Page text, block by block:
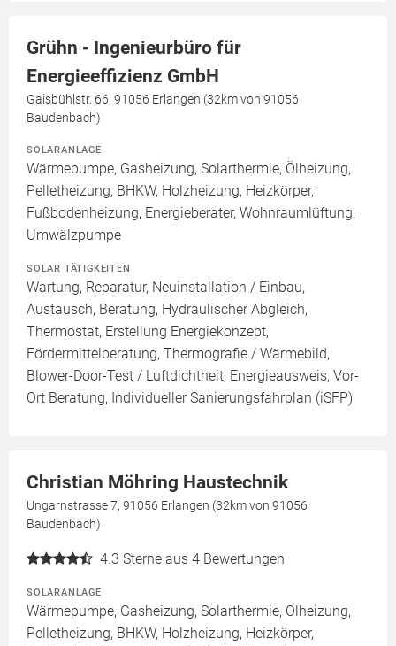
Grühn - Ingenieurbüro für
Energieeffizienz GmbH
Gaisbühlstr. 66, 91056 Erlangen (32km von 91056
Baudenbach)
SOLARANLAGE
Wärmepumpe, Gasheizung, Solarthermie, Ölheizung,
Pelletheizung, BHKW, Holzheizung, Heizkörper,
Fußbodenheizung, Energieberater, Wohnraumlüftung,
Umwälzpumpe
SOLAR TÄTIGKEITEN
Wartung, Reparatur, Neuinstallation / Einbau,
Austausch, Beratung, Hydraulischer Abgleich,
Thermostat, Erstellung Energiekonzept,
Fördermittelberatung, Thermografie / Wärmebild,
Blower-Door-Test / Luftdichtheit, Energieausweis, Vor-
Ort Beratung, Individueller Sanierungsfahrplan (iSFP)
Christian Möhring Haustechnik
Ungarnstrasse 7, 91056 Erlangen (32km von 91056
Baudenbach)
4.3 Sterne aus 4 Bewertungen
SOLARANLAGE
Wärmepumpe, Gasheizung, Solarthermie, Ölheizung,
Pelletheizung, BHKW, Holzheizung, Heizkörper,